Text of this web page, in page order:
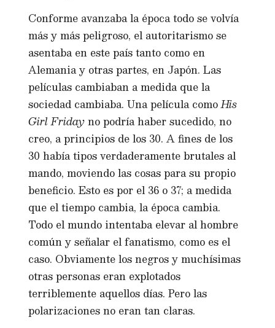
Conforme avanzaba la época todo se volvía
más y más peligroso, el autoritarismo se
asentaba en este país tanto como en
Alemania y otras partes, en Japón. Las
películas cambiaban a medida que la
sociedad cambiaba. Una película comoHis
Girl Fridayno podría haber sucedido, no
creo, a principios de los 30. A fines de los
30 había tipos verdaderamente brutales al
mando, moviendo las cosas para su propio
beneficio. Esto es por el 36 o 37; a medida
que el tiempo cambia, la época cambia.
Todo el mundo intentaba elevar al hombre
común y señalar el fanatismo, como es el
caso. Obviamente los negros y muchísimas
otras personas eran explotados
terriblemente aquellos días. Pero las
polarizaciones no eran tan claras.